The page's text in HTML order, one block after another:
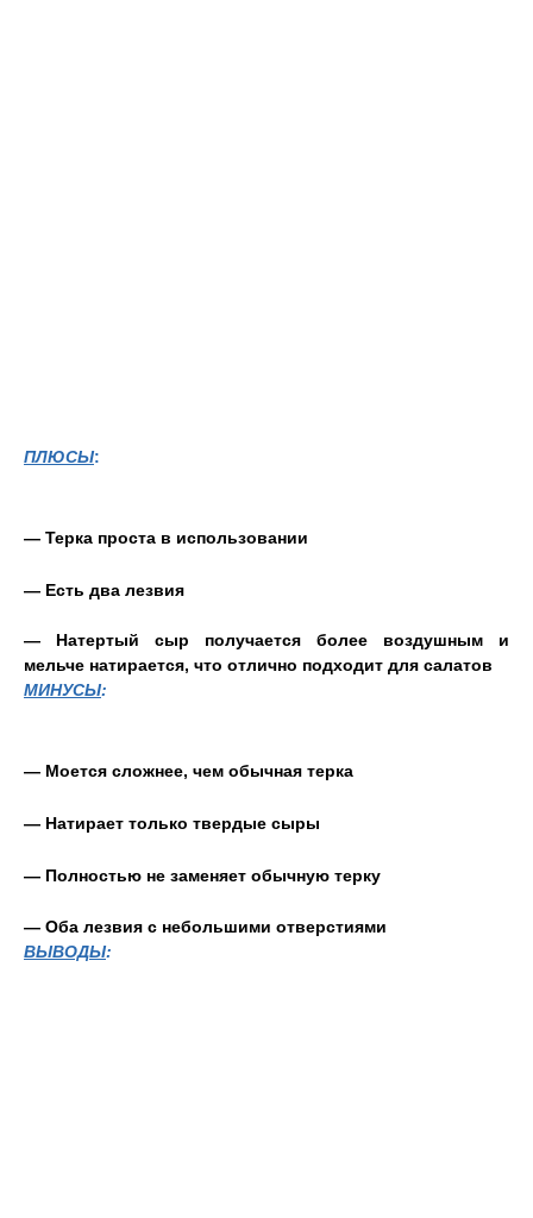
ПЛЮСЫ:
— Терка проста в использовании
— Есть два лезвия
— Натертый сыр получается более воздушным и
мельче натирается, что отлично подходит для салатов
МИНУСЫ:
— Моется сложнее, чем обычная терка
— Натирает только твердые сыры
— Полностью не заменяет обычную терку
— Оба лезвия с небольшими отверстиями
ВЫВОДЫ: